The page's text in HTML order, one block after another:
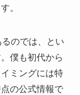
。
のでは、とい
僕も初代から
ミングには特
の公式情報で